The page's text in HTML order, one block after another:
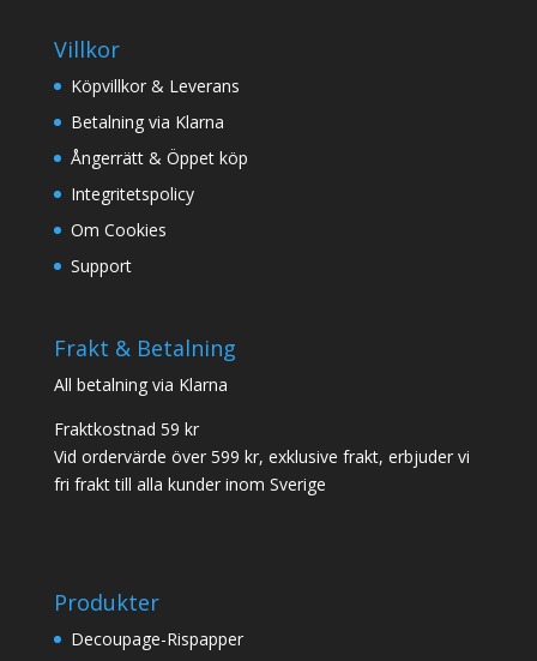
Villkor
Köpvillkor & Leverans
Betalning via Klarna
Ångerrätt & Öppet köp
Integritetspolicy
Om Cookies
Support
Frakt & Betalning
All betalning via Klarna
Fraktkostnad 59 kr
Vid ordervärde över 599 kr, exklusive frakt, erbjuder vi
fri frakt till alla kunder inom Sverige
Produkter
Decoupage-Rispapper